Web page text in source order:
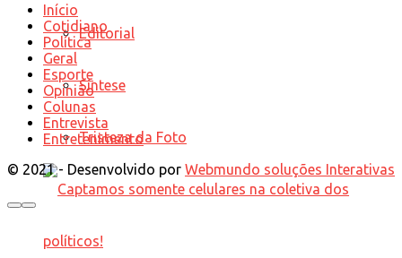
Editorial
Síntese
Tristeza da Foto
Início
Cotidiano
Política
Geral
Esporte
Opinião
Colunas
Entrevista
Entretenimento
© 2021 - Desenvolvido por Webmundo soluções Interativas